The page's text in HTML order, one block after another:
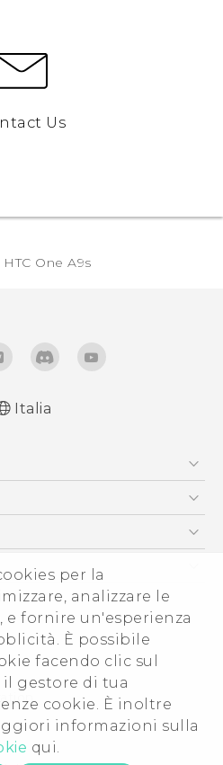
per la
analizzare le
e fornire un'esperienza
È possibile
facendo clic sul
gestore di tua
cookie. È inoltre
informazioni sulla
qui.
Us
HTC One A9s‎
regulatory guide
Italia